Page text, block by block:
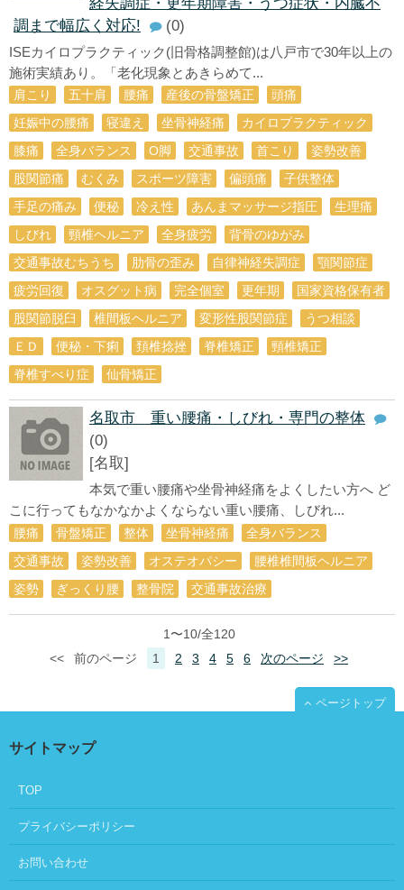
調まで幅広く対応!
(0)
ISEカイロプラクティック(旧骨格調整館)は八戸市で30年以上の
施術実績あり。「老化現象とあきらめて...
肩こり 五十肩 腰痛 産後の骨盤矯正
頭痛
妊娠中の腰痛
寝違え 坐骨神経痛
カイロプラクティック
膝痛
全身バランス О脚 交通事故 首こり
姿勢改善
股関節痛
むくみ スポーツ障害 偏頭痛
子供整体
手足の痛み
便秘 冷え性 あんまマッサージ指圧
生理痛
しびれ
頸椎ヘルニア 全身疲労
背骨のゆがみ
交通事故むちうち
肋骨の歪み 自律神経失調症
顎関節症
疲労回復
オスグット病 完全個室 更年期
国家資格保有者
股関節脱臼
椎間板ヘルニア 変形性股関節症
うつ相談
ＥＤ
便秘・下痢 頚椎捻挫 脊椎矯正
頸椎矯正
脊椎すべり症
仙骨矯正
名取市 重い腰痛・しびれ・専門の整体
(0)
[名取]
本気で重い腰痛や坐骨神経痛をよくしたい方へ ど
こに行ってもなかなかよくならない重い腰痛、しびれ...
腰痛 骨盤矯正 整体 坐骨神経痛
全身バランス
交通事故
姿勢改善 オステオパシー
腰椎椎間板ヘルニア
姿勢
ぎっくり腰 整骨院 交通事故治療
1〜10/全120
<<
前のページ 1 2 3 4 5 6 次のページ >>
ページトップ
サイトマップ
TOP
プライバシーポリシー
お問い合わせ